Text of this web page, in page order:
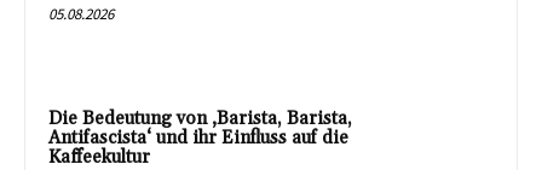
05.08.2026
Die Bedeutung von ‚Barista, Barista,
Antifascista‘ und ihr Einfluss auf die
Kaffeekultur